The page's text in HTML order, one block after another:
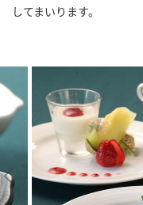
してまいります。